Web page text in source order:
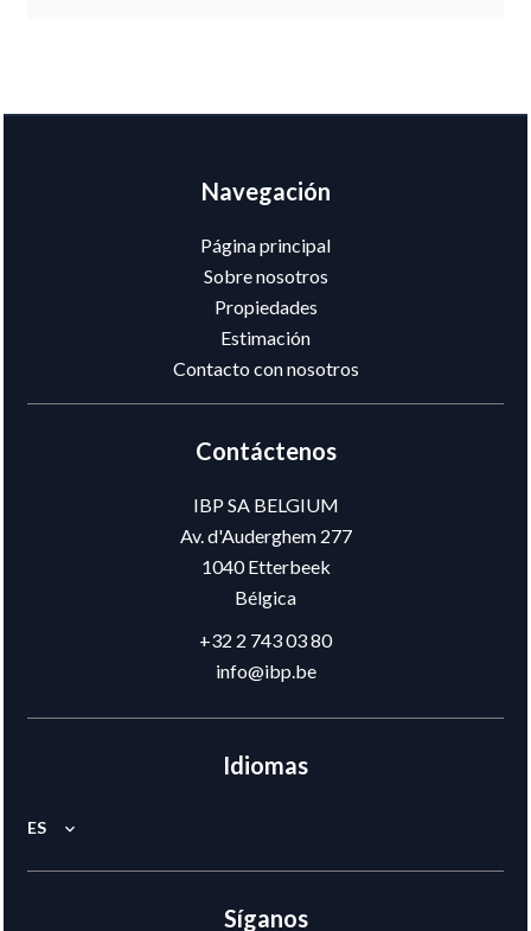
Navegación
Página principal
Sobre nosotros
Propiedades
Estimación
Contacto con nosotros
Contáctenos
IBP SA BELGIUM
Av. d'Auderghem 277
1040Etterbeek
Bélgica
+32 2 743 03 80
info@ibp.be
Idiomas
ES
Síganos